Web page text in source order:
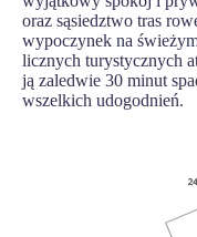
oraz sąsiedztwo tras
wypoczynek na
licznych turystycznych
ją zaledwie 30 minut
wszelkich udogodnień.